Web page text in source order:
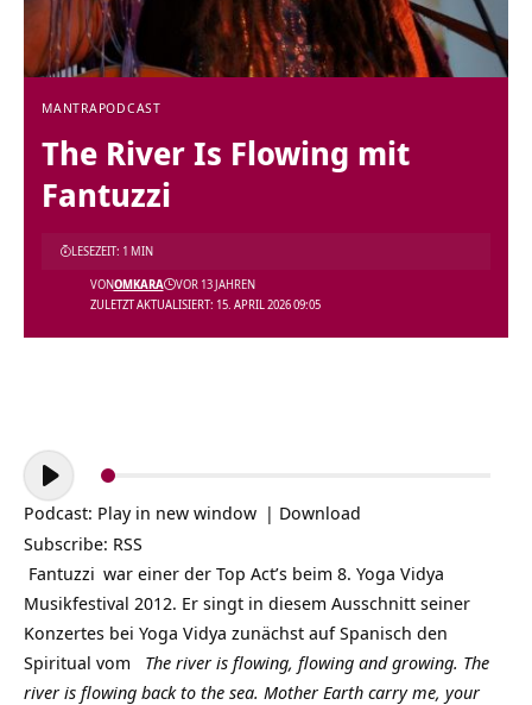
MANTRAPODCAST
The River Is Flowing mit
Fantuzzi
ZULETZT AKTUALISIERT: 15. APRIL 2026 09:05
VONOMKARA VOR 13 JAHREN
LESEZEIT: 1 MIN
Audio-
Player
Podcast: Play in new window | Download
Subscribe: RSS
Fantuzzi war einer der Top Act’s beim 8. Yoga Vidya
Musikfestival 2012. Er singt in diesem Ausschnitt seiner
Konzertes bei Yoga Vidya zunächst auf Spanisch den
Spiritual vom The river is flowing, flowing and growing. The
river is flowing back to the sea. Mother Earth carry me, your